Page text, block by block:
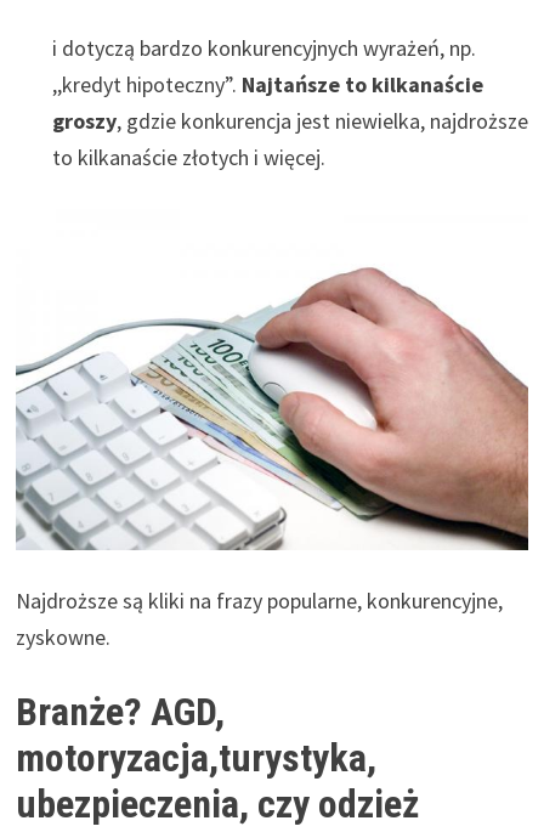
i dotyczą bardzo konkurencyjnych wyrażeń, np.
,,kredyt hipoteczny”. Najtańsze to kilkanaście
groszy, gdzie konkurencja jest niewielka, najdroższe
to kilkanaście złotych i więcej.
Najdroższe są kliki na frazy popularne, konkurencyjne,
zyskowne.
Branże? AGD,
motoryzacja,turystyka,
ubezpieczenia, czy odzież